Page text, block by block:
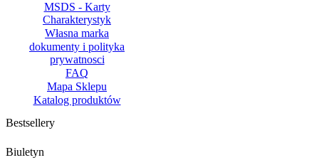
MSDS - Karty
Charakterystyk
Własna marka
dokumenty i polityka
prywatnosci
FAQ
Mapa Sklepu
Katalog produktów
Bestsellery
Biuletyn